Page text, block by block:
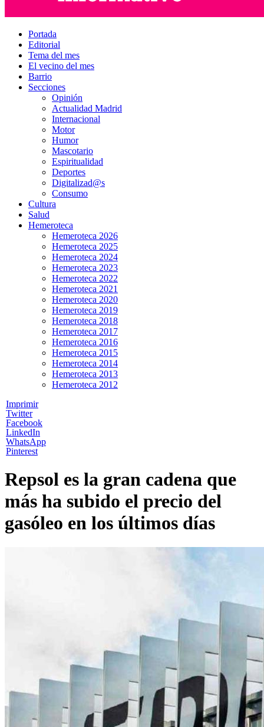
Portada
Editorial
Tema del mes
El vecino del mes
Barrio
Secciones
Opinión
Actualidad Madrid
Internacional
Motor
Humor
Mascotario
Espiritualidad
Deportes
Digitalizad@s
Consumo
Cultura
Salud
Hemeroteca
Hemeroteca 2026
Hemeroteca 2025
Hemeroteca 2024
Hemeroteca 2023
Hemeroteca 2022
Hemeroteca 2021
Hemeroteca 2020
Hemeroteca 2019
Hemeroteca 2018
Hemeroteca 2017
Hemeroteca 2016
Hemeroteca 2015
Hemeroteca 2014
Hemeroteca 2013
Hemeroteca 2012
Imprimir
Twitter
Facebook
LinkedIn
WhatsApp
Pinterest
Repsol es la gran cadena que
más ha subido el precio del
gasóleo en los últimos días